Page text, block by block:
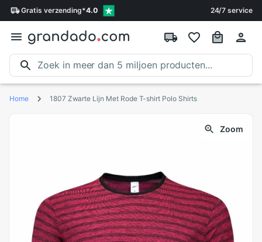
Gratis verzending*4.0 24/7 service
Home 1807 Zwarte Lijn Met Rode T-shirt Polo Shirts
Zoom